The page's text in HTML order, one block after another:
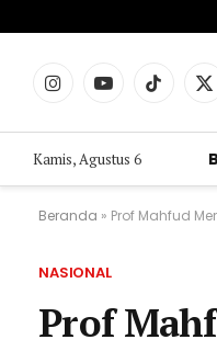
InstagramYouTubeTikTokX
Kamis, Agustus 6
Beranda » Prof Mahfud
NASIONAL
Prof